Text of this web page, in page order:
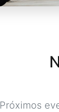
Próximos